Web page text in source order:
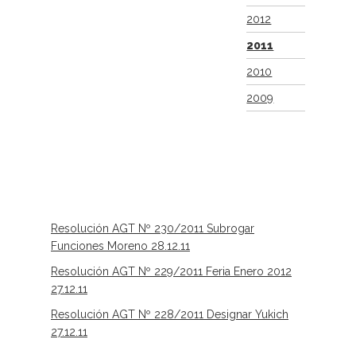
2012
2011
2010
2009
Resolución AGT Nº 230/2011 Subrogar
Funciones Moreno 28.12.11
Resolución AGT Nº 229/2011 Feria Enero 2012
27.12.11
Resolución AGT Nº 228/2011 Designar Yukich
27.12.11